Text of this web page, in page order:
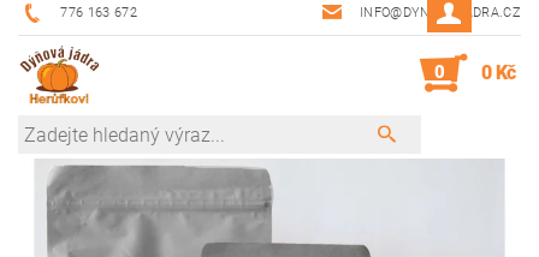
776 163 672 INFO@DYNOVAJADRA.CZ
0 0 Kč